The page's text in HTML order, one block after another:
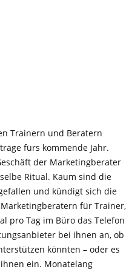
Trainern und Beratern
fürs kommende Jahr.
der Marketingberater
Ritual. Kaum sind die
und kündigt sich die
für Trainer,
pro Tag im Büro das Telefon
bei ihnen an, ob
könnten – oder es
ein. Monatelang